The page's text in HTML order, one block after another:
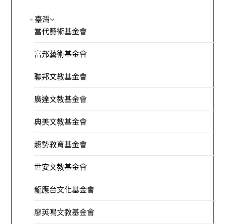
– 臺灣
當代藝術基金會
富邦藝術基金會
聯邦文教基金會
廣達文教基金會
典美文教基金會
趨勢教育基金會
世安文教基金會
龍應台文化基金會
廖英鳴文教基金會